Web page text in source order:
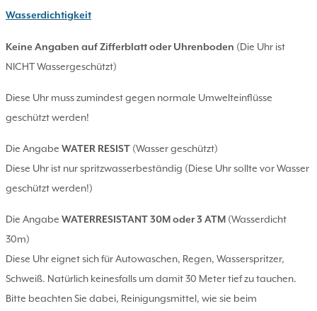
Wasserdichtigkeit
Keine Angaben auf Zifferblatt oder Uhrenboden (Die Uhr ist
NICHT Wassergeschützt)
Diese Uhr muss zumindest gegen normale Umwelteinflüsse
geschützt werden!
Die Angabe WATER RESIST (Wasser geschützt)
Diese Uhr ist nur spritzwasserbeständig (Diese Uhr sollte vor Wasser
geschützt werden!)
Die Angabe WATERRESISTANT 30M oder 3 ATM (Wasserdicht
30m)
Diese Uhr eignet sich für Autowaschen, Regen, Wasserspritzer,
Schweiß. Natürlich keinesfalls um damit 30 Meter tief zu tauchen.
Bitte beachten Sie dabei, Reinigungsmittel, wie sie beim